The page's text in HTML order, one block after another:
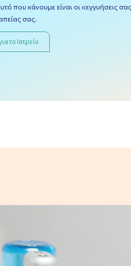
το Ιατρείο
που κάνουμε είναι οι «εγγυήσεις
σας.